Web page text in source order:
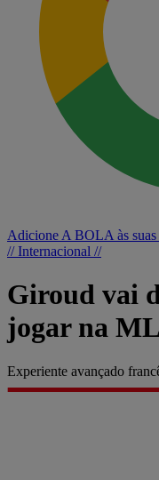
Adicione A BOLA às
// Internacional //
Giroud vai
jogar na
Experiente avançado